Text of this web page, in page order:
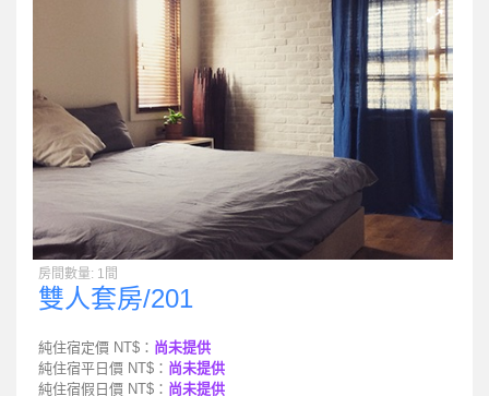
房間數量: 1間
雙人套房/201
純住宿定價 NT$： 尚未提供
純住宿平日價 NT$： 尚未提供
純住宿假日價 NT$： 尚未提供